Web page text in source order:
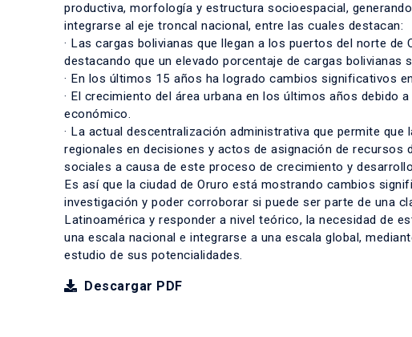
productiva, morfología y estructura socioespacial,
integrarse al eje troncal nacional, entre las cuales destacan:
· Las cargas bolivianas que llegan a los puertos del norte
destacando que un elevado porcentaje de cargas
· En los últimos 15 años ha logrado cambios significativos
· El crecimiento del área urbana en los últimos años debido
económico.
· La actual descentralización administrativa que permite
regionales en decisiones y actos de asignación de recursos
sociales a causa de este proceso de crecimiento y
Es así que la ciudad de Oruro está mostrando cambios
investigación y poder corroborar si puede ser parte de una
Latinoamérica y responder a nivel teórico, la necesidad de
una escala nacional e integrarse a una escala global,
estudio de sus potencialidades.
Descargar PDF